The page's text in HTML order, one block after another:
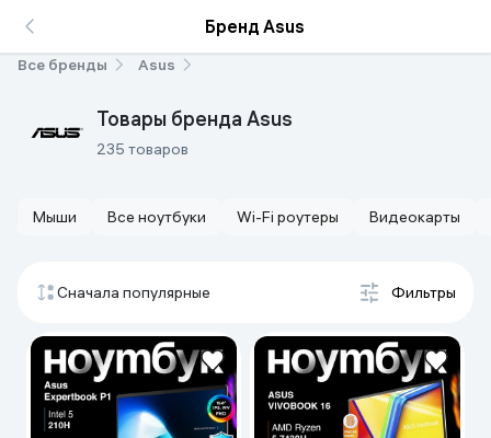
Бренд Asus
Все бренды Asus
Товары бренда Asus
235 товаров
Мыши Все ноутбуки Wi-Fi роутеры Видеокарты
Сначала популярные Фильтры